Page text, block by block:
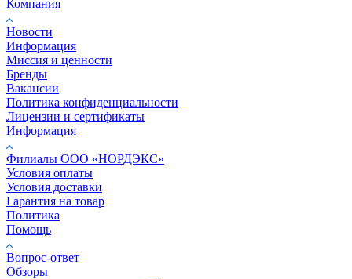
Компания
Новости
Информация
Миссия и ценности
Бренды
Вакансии
Политика конфиденциальности
Лицензии и сертификаты
Информация
Филиалы ООО «НОРДЭКС»
Условия оплаты
Условия доставки
Гарантия на товар
Политика
Помощь
Вопрос-ответ
Обзоры